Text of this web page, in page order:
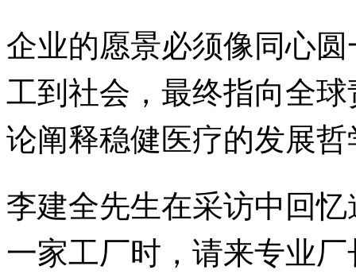
企业的愿景必须像同心
工到社会，最终指向全
论阐释稳健医疗的发展
李建全先生在采访中回
一家工厂时，请来专业